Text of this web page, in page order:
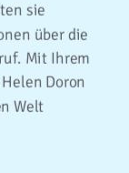
sie
über die
Mit Ihrem
Doron
Welt